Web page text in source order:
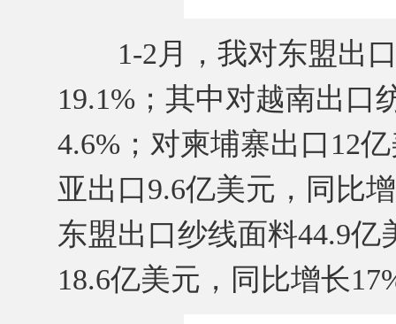
1-2月，我对东盟出口
19.1%；其中对越南出口
4.6%；对柬埔寨出口12
亚出口9.6亿美元，同比
东盟出口纱线面料44.9亿
18.6亿美元，同比增长